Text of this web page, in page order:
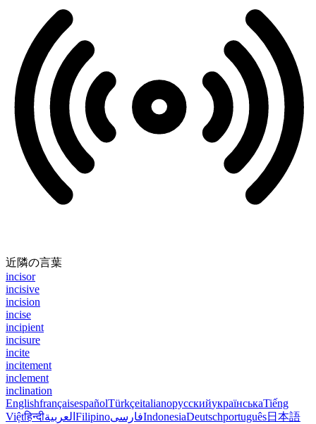
近隣の言葉
incisor
incisive
incision
incise
incipient
incisure
incite
incitement
inclement
inclination
EnglishfrançaisespañolTürkçeitalianoрусскийукраїнськаTiếng
Việtहिन्दीالعربية FilipinoفارسیIndonesiaDeutschportuguês日本語